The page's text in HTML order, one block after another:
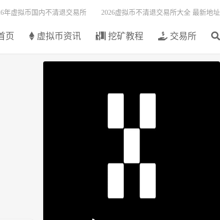
页 虚拟币资讯 挖矿教程 交易所
年虚拟币国内不清退交易所 2026虚拟币不清退交易所大全 最新地址